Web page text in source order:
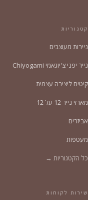
קטגוריות
ניירות מעוצבים
נייר יפני צ'יוגאמי Chiyogami
קיטים ליצירה עצמית
מארזי נייר 12 על 12
אביזרים
מעטפות
כל הקטגוריות →
שירות לקוחות